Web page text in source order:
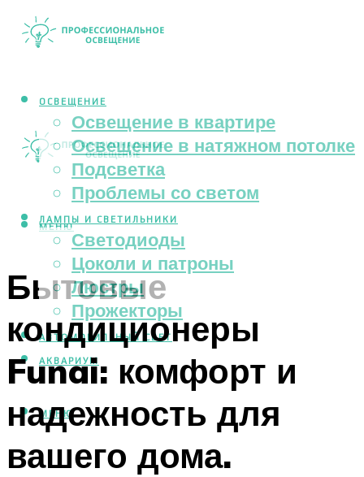
ОСВЕЩЕНИЕ
Освещение в квартире
Освещение в натяжном потолке
Подсветка
Проблемы со светом
ЛАМПЫ И СВЕТИЛЬНИКИ
Светодиоды
Цоколи и патроны
Люстры
Прожекторы
АВТОМОБИЛЬНЫЙ СВЕТ
АКВАРИУМ
МЕНЮ
МЕНЮ
Бытовые
кондиционеры
Funai: комфорт и
надежность для
вашего дома.